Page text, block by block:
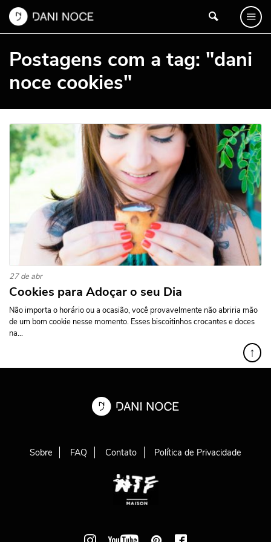
Postagens com a tag: "dani
noce cookies"
27 de abr
Cookies para Adoçar o seu Dia
Não importa o horário ou a ocasião, você provavelmente não abriria mão
de um bom cookie nesse momento. Esses biscoitinhos crocantes e doces
na...
↑
Sobre FAQ Contato Política de Privacidade